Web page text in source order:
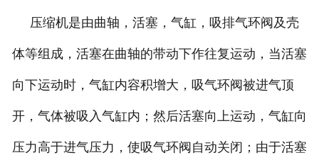
压缩机是由曲轴，活塞，气缸，吸排气环阀及壳
体等组成，活塞在曲轴的带动下作往复运动，当活塞
向下运动时，气缸内容积增大，吸气环阀被进气顶
开，气体被吸入气缸内；然后活塞向上运动，气缸向
压力高于进气压力，使吸气环阀自动关闭；由于活塞